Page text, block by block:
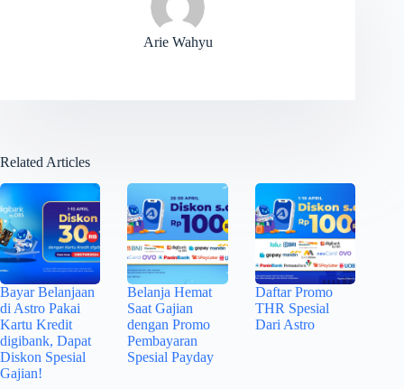
Arie Wahyu
Related Articles
Bayar Belanjaan
di Astro Pakai
Kartu Kredit
digibank, Dapat
Diskon Spesial
Gajian!
Belanja Hemat
Saat Gajian
dengan Promo
Pembayaran
Spesial Payday
Daftar Promo
THR Spesial
Dari Astro